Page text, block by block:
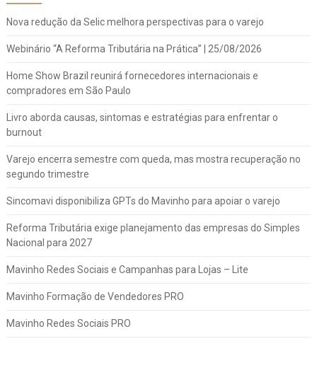
Nova redução da Selic melhora perspectivas para o varejo
Webinário “A Reforma Tributária na Prática” | 25/08/2026
Home Show Brazil reunirá fornecedores internacionais e
compradores em São Paulo
Livro aborda causas, sintomas e estratégias para enfrentar o
burnout
Varejo encerra semestre com queda, mas mostra recuperação no
segundo trimestre
Sincomavi disponibiliza GPTs do Mavinho para apoiar o varejo
Reforma Tributária exige planejamento das empresas do Simples
Nacional para 2027
Mavinho Redes Sociais e Campanhas para Lojas – Lite
Mavinho Formação de Vendedores PRO
Mavinho Redes Sociais PRO